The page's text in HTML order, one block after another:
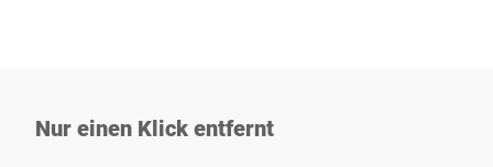
Nur einen Klick entfernt